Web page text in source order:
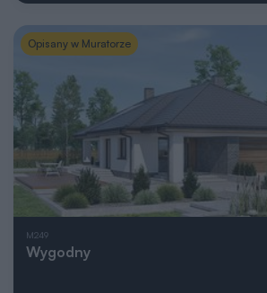
Opisany w Muratorze
M249
Wygodny